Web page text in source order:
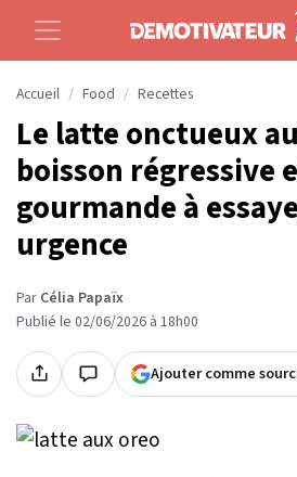
Accueil Food Recettes
Le latte onctueux
boisson régressive
gourmande à
urgence
Par Célia Papaïx
Publié le 02/06/2026 à 18h00
Ajouter comme